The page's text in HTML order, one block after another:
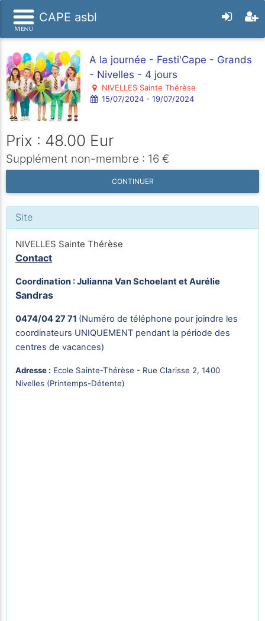
CAPE asbl
A la journée - Festi'Cape - Grands
- Nivelles - 4 jours
NIVELLES Sainte Thérèse
15/07/2024 - 19/07/2024
Prix : 48.00 Eur
Supplément non-membre : 16 €
CONTINUER
Site
NIVELLES Sainte Thérèse
Contact
Coordination : Julianna Van Schoelant et Aurélie
Sandras
0474/04 27 71 (Numéro de téléphone pour joindre les
coordinateurs UNIQUEMENT pendant la période des
centres de vacances)
Adresse : Ecole Sainte-Thérèse - Rue Clarisse 2, 1400
Nivelles (Printemps-Détente)